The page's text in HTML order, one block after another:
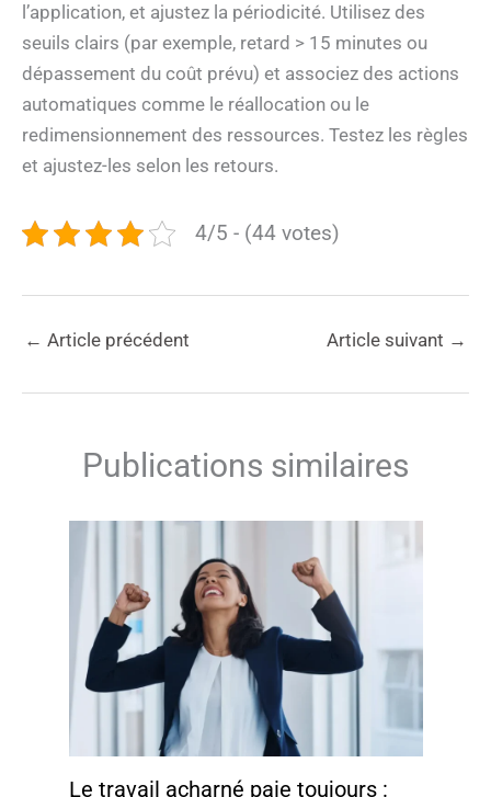
l’application, et ajustez la périodicité. Utilisez des
seuils clairs (par exemple, retard > 15 minutes ou
dépassement du coût prévu) et associez des actions
automatiques comme le réallocation ou le
redimensionnement des ressources. Testez les règles
et ajustez-les selon les retours.
4/5 - (44 votes)
← Article précédent Article suivant →
Publications similaires
Le travail acharné paie toujours :